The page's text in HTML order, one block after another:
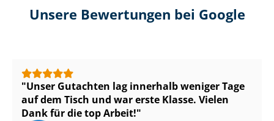
Unsere Bewertungen bei Google
Unser Gutachten lag innerhalb weniger Tage
auf dem Tisch und war erste Klasse. Vielen
Dank für die top Arbeit!